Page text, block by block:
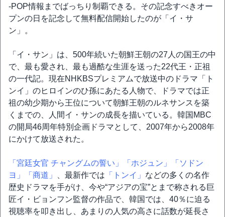
-POP情報までばっちり制覇できる。その記念すべきオー
プンの日を記念して無料配信開始したのが「イ・サ
ン」。
「イ・サン」は、500年続いた朝鮮王朝の27人の国王の中
で、最も愛され、最も過酷な生涯を送った22代王・正祖
の一代記。現在NHKBSプレミアムで放送中のドラマ「ト
ンイ」のヒロインのひ孫にあたる人物で、ドラマでは正
祖の幼少期から王位について朝鮮王朝のルネサンスを築
くまでの、人間イ・サンの成長を描いている。韓国MBC
の開局46周年特別企画ドラマとして、2007年から2008年
にかけて放送された。
「宮廷女官 チャングムの誓い」 「ホジュン」
「ソドン
ヨ」
「商道」 、最新作では 「トンイ」 などの多くの名作
歴史ドラマを手がけ、今や“アジアの宝”とまで称される巨
匠イ・ビョンフン監督の作品で、韓国では、40％に迫る
視聴率を叩き出し、あまりの人気の高さに話数が延長さ